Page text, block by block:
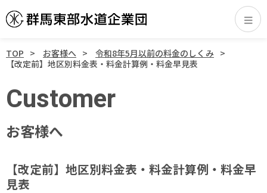
TOP お客様へ
令和8年5月以前の料金のしくみ
【改定前】地区別料金表・料金計算例・料金早見表
Customer
お客様へ
【改定前】地区別料金表・料金計算例・料金早
見表